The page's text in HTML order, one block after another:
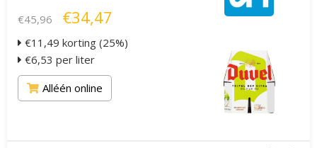
€45,96 €34,47
€11,49 korting (25%)
€6,53 per liter
Alléén online